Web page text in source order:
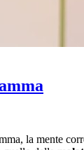
la mente